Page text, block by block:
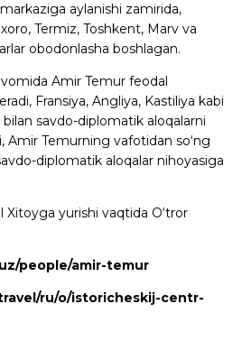
aylanishi zamirida,
Termiz, Toshkent, Marv va
obodonlasha boshlagan.
Amir Temur feodal
Fransiya, Angliya, Kastiliya kabi
savdo-diplomatik aloqalarni
Amir Temurning vafotidan so‘ng
diplomatik aloqalar nihoyasiga
Xitoyga yurishi vaqtida O‘tror
people/amir-temur
ru/o/istoricheskij-centr-